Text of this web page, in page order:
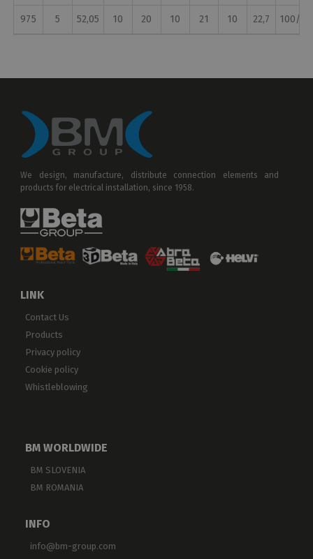
975 5 52,05 10 20 10 21 10 22,7 100/
We design, manufacture, distribute connection elements and
products for electrical installation, since 1958.
LINK
Contact Us
Products
Privacy policy
Cookie policy
Whistleblowing
BM WORLDWIDE
BM SLOVENIA
BM ROMANIA
INFO
info@bm-group.com